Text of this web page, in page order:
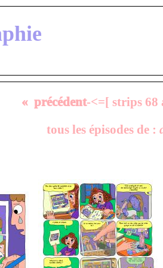
« précédent-<=[ strips 68
tous les épisodes de :